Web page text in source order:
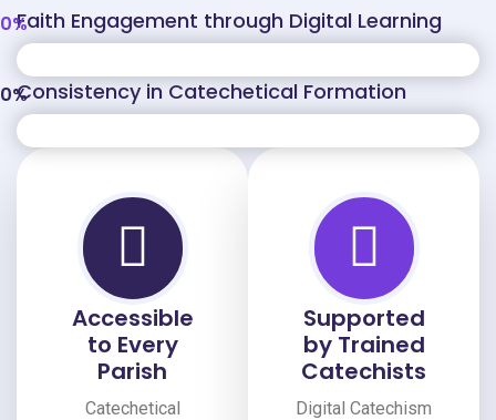
Accessible
to Every
Parish
Catechetical
Supported
by Trained
Catechists
Digital Catechism
Faith Engagement through Digital Learning
0%
Consistency in Catechetical Formation
0%